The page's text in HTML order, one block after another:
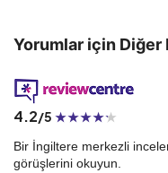
Yorumlar için Diğer
4.2/5
Bir İngiltere merkezli
görüşlerini okuyun.